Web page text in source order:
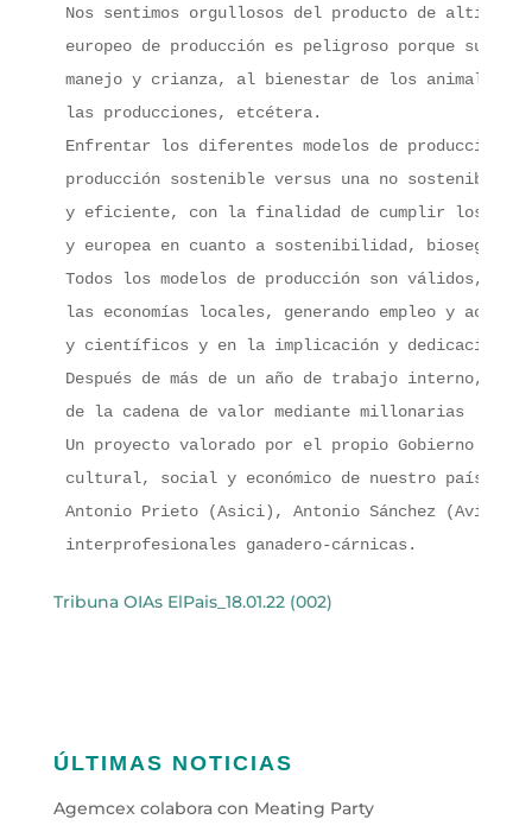
Nos sentimos orgullosos del producto de altísima
europeo de producción es peligroso porque
manejo y crianza, al bienestar de los animales,
las producciones, etcétera.
Enfrentar los diferentes modelos de producción
producción sostenible versus una no sostenible.Y
y eficiente, con la finalidad de cumplir los
y europea en cuanto a sostenibilidad,
Todos los modelos de producción son válidos,
las economías locales, generando empleo y
y científicos y en la implicación y dedicación de
Después de más de un año de trabajo interno, el
de la cadena de valor mediante millonarias
Un proyecto valorado por el propio Gobierno
cultural, social y económico de nuestro país.
Antonio Prieto (Asici), Antonio Sánchez
interprofesionales ganadero-cárnicas.
Tribuna OIAs ElPais_18.01.22 (002)
ÚLTIMAS NOTICIAS
Agemcex colabora con Meating Party